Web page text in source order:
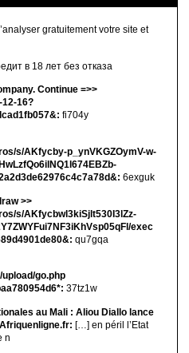
gratuitement votre site et
в 18 лет без отказа
Continue =>>
16?
fi704y
s/AKfycby-p_ynVKGZOymV-w-
6exguk
>>
s/AKfycbwl3kiSjlt530I3lZz-
exec
qu7gqa
go.php
37tz1w
au Mali : Aliou Diallo lance
[…] en péril l’Etat
n